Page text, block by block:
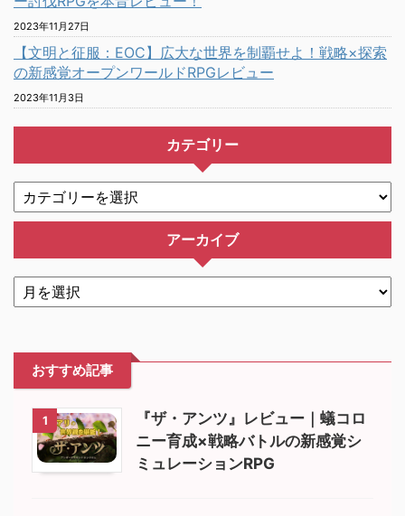
2023年11月27日
【文明と征服：EOC】広大な世界を制覇せよ！戦略×探索
の新感覚オープンワールドRPGレビュー
2023年11月3日
カテゴリー
アーカイブ
おすすめ記事
1
『ザ・アンツ』レビュー｜蟻コロ
ニー育成×戦略バトルの新感覚シ
ミュレーションRPG